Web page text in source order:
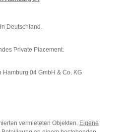
Deutschland.
Private Placement.
04 GmbH & Co. KG
vermieteten Objekten. Eigene